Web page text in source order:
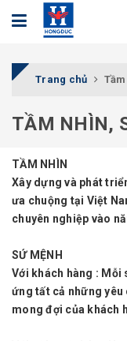
Trang chủ
TẦM NHÌN,
TẦM NHÌN
Xây dựng và phát
ưa chuộng tại Việt
chuyên nghiệp vào
SỨ MỆNH
Với khách hàng : Mỗi
ứng tất cả những yêu
mong đợi của khách